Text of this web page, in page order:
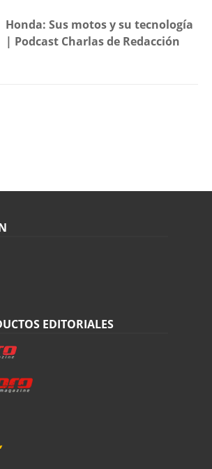
Honda: Sus motos y su tecnología
| Podcast Charlas de Redacción
EDITORIALES